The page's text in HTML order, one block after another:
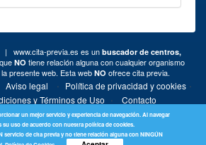
un mejor servicio y experiencia de navegación. Al navegar
su uso de acuerdo con nuestra política de cookies.
servicio de cita previa y no tiene relación alguna con NINGÚN
| www.cita-previa.es es un buscador de centros,
que NO tiene relación alguna con cualquier organismo
presente web. Esta web NO ofrece cita previa.
Aviso legal · Política de privacidad y cookies·
y Términos de Uso · Contacto